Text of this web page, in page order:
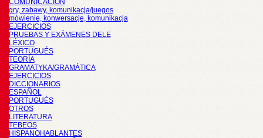
COMUNICACIÓN
gry, zabawy, komunikacja/juegos
mówienie, konwersacje, komunikacja
EJERCICIOS
PRUEBAS Y EXÁMENES DELE
LÉXICO
PORTUGUÉS
TEORÍA
GRAMATYKA/GRAMÁTICA
EJERCICIOS
DICCIONARIOS
ESPAÑOL
PORTUGUÉS
OTROS
LITERATURA
TEBEOS
HISPANOHABLANTES